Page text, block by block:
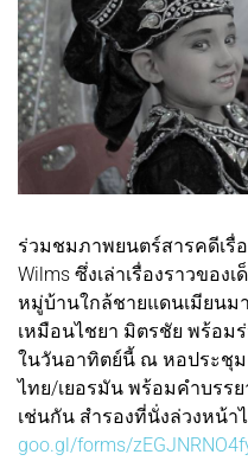
ร่วมชมภาพยนตร์สารคดีเรื่
Wilms ซึ่งเล่าเรื่องราวของ
หมู่บ้านใกล้ชายแดนเมียนม
เหมือนไชยา มิตรชัย พร้อม
ในวันอาทิตย์นี้ ณ หอประชุม
ไทย/เยอรมัน พร้อมคำบรร
เช่นกัน สำรองที่นั่งล่วงหน้า
goo.gl/forms/